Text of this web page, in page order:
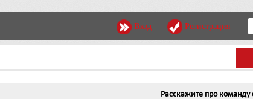
Вход Регистрация
Расскажите про